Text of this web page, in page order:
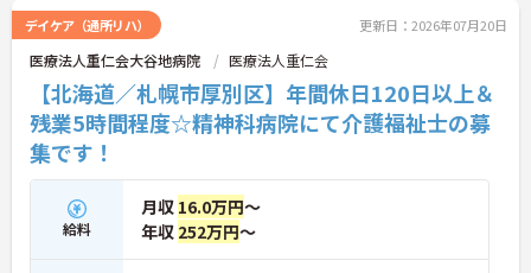
デイケア（通所リハ） 更新日：2026年07月20日
医療法人重仁会大谷地病院 医療法人重仁会
【北海道／札幌市厚別区】年間休日120日以上＆
残業5時間程度☆精神科病院にて介護福祉士の募
集です！
給料
月収 16.0万円～
年収 252万円～